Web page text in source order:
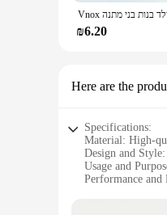
₪6.20
Here are the
Specifications:
Material: High-
Design and
Usage and
Performance
Applicable